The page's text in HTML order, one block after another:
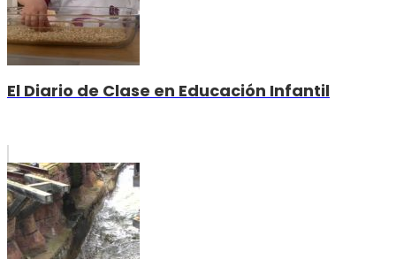
El Diario de Clase en Educación Infantil